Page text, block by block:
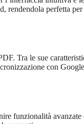
rendendola perfetta
Tra le sue
con
funzionalità avanzate